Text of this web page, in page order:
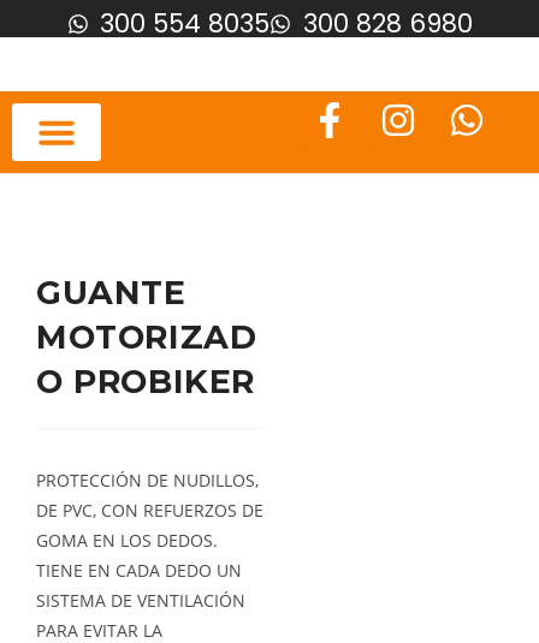
300 554 8035 300 828 6980
GUANTE
MOTORIZAD
O PROBIKER
PROTECCIÓN DE NUDILLOS,
DE PVC, CON REFUERZOS DE
GOMA EN LOS DEDOS.
TIENE EN CADA DEDO UN
SISTEMA DE VENTILACIÓN
PARA EVITAR LA